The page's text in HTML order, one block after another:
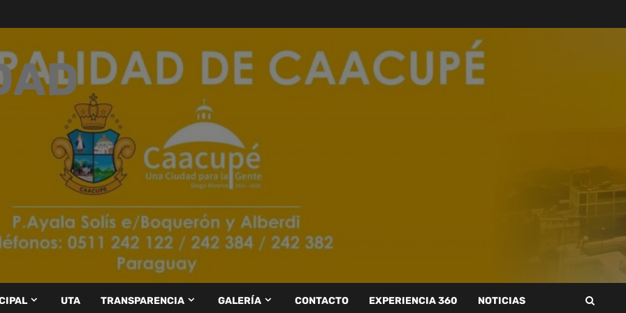
UTA TRANSPARENCIA GALERÍA CONTACTO EXPERIENCIA 360 NOTICIAS